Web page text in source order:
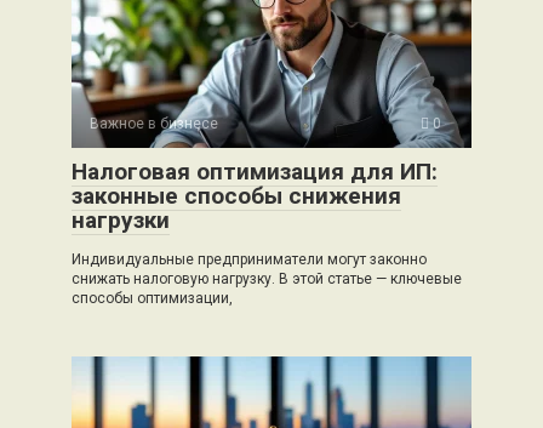
Важное в бизнесе 0
Налоговая оптимизация для ИП:
законные способы снижения
нагрузки
Индивидуальные предприниматели могут законно
снижать налоговую нагрузку. В этой статье — ключевые
способы оптимизации,